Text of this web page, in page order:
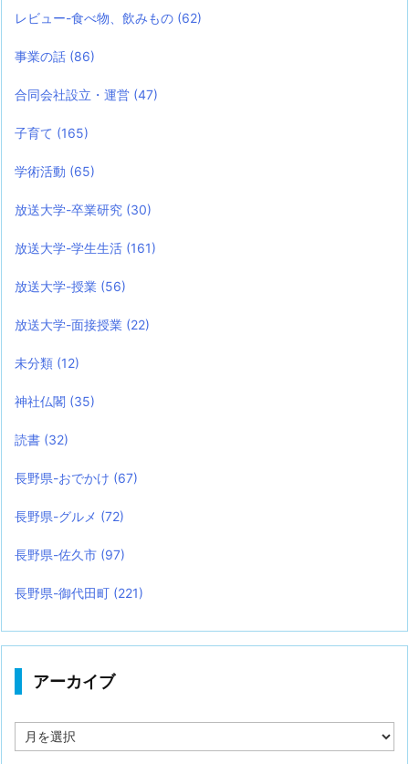
レビュー-食べ物、飲みもの (62)
事業の話 (86)
合同会社設立・運営 (47)
子育て (165)
学術活動 (65)
放送大学-卒業研究 (30)
放送大学-学生生活 (161)
放送大学-授業 (56)
放送大学-面接授業 (22)
未分類 (12)
神社仏閣 (35)
読書 (32)
長野県-おでかけ (67)
長野県-グルメ (72)
長野県-佐久市 (97)
長野県-御代田町 (221)
アーカイブ
ー